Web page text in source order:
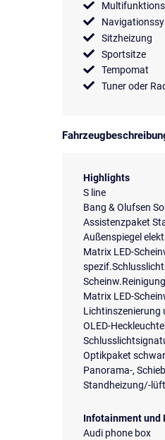
Sitzheizung
Sportsitze
Tempomat
Tuner oder
Highlights
S line
Bang & Olufsen
Assistenzpaket
Außenspiegel
Matrix LED-
Matrix LED-
Lichtinszenierung
OLED-
Optikpaket
Panorama-,
Standheizung/-
Infotainment und
Audi phone box